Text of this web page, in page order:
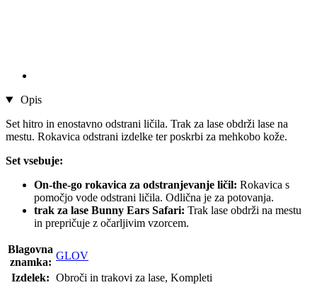
Opis
Set hitro in enostavno odstrani ličila. Trak za lase obdrži lase na
mestu. Rokavica odstrani izdelke ter poskrbi za mehkobo kože.
Set vsebuje:
On-the-go rokavica za odstranjevanje ličil: Rokavica s
pomočjo vode odstrani ličila. Odlična je za potovanja.
trak za lase Bunny Ears Safari: Trak lase obdrži na mestu
in prepričuje z očarljivim vzorcem.
Blagovna
znamka:
GLOV
Izdelek: Obroči in trakovi za lase, Kompleti